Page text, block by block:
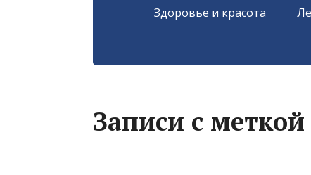
Здоровье и красота
Записи с меткой